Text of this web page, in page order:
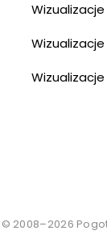
© 2008–2026